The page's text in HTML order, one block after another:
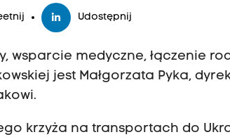
Udostępnij
wsparcie medyczne, łączenie
jest Małgorzata Pyka,
krzyża na transportach do